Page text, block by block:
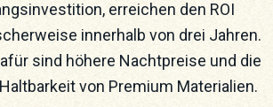
erreichen den ROI
innerhalb von drei Jahren.
sind höhere Nachtpreise und die
von Premium Materialien.